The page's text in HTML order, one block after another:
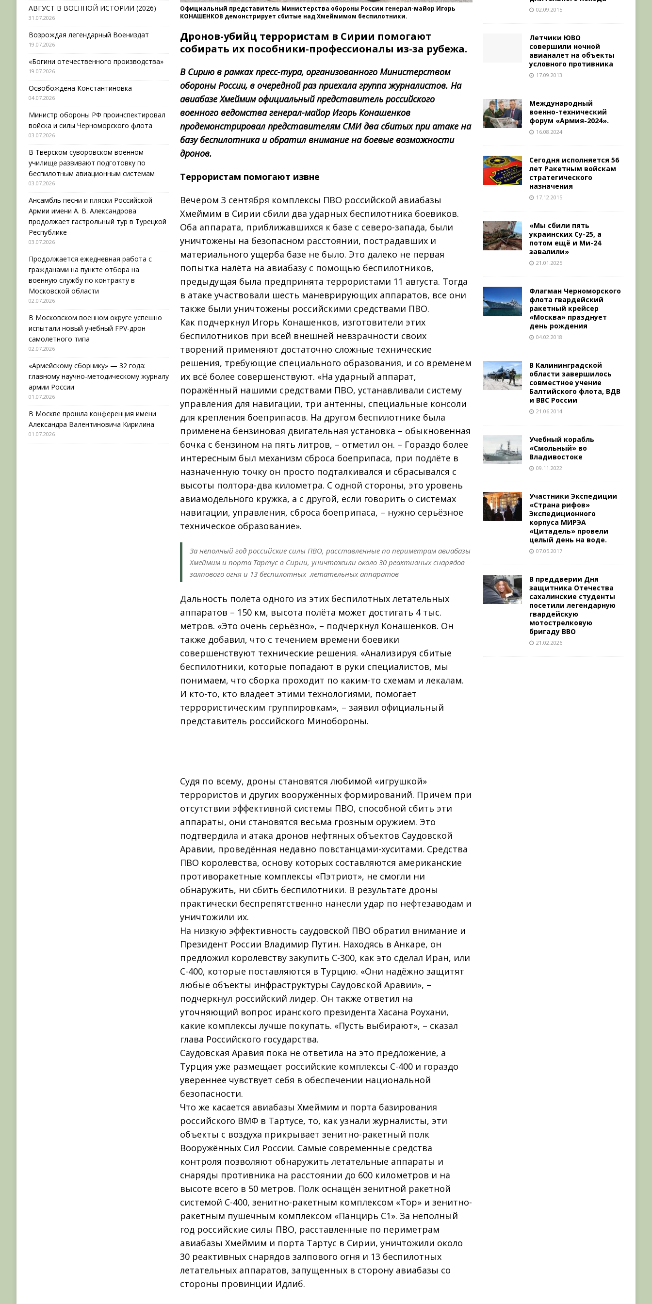
Официальный представитель Министерства обороны России генерал-майор Игорь
КОНАШЕНКОВ демонстрирует сбитые над Хмеймимом беспилотники.
Дронов-убийц террористам в Сирии помогают
собирать их пособники-профессионалы из-за рубежа.
В Сирию в рамках пресс-тура, организованного Министерством
обороны России, в очередной раз приехала группа журналистов. На
авиабазе Хмеймим официальный представитель российского
военного ведомства генерал-майор Игорь Конашенков
продемонстрировал представителям СМИ два сбитых при атаке на
базу беспилотника и обратил внимание на боевые возможности
дронов.
Террористам помогают извне
Вечером 3 сентября комплексы ПВО российской авиабазы
Хмеймим в Сирии сбили два ударных беспилотника боевиков.
Оба аппарата, приближавшихся к базе с северо-запада, были
уничтожены на безопасном расстоянии, пострадавших и
материального ущерба базе не было. Это далеко не первая
попытка налёта на авиабазу с помощью беспилотников,
предыдущая была предпринята террористами 11 августа. Тогда
в атаке участвовали шесть маневрирующих аппаратов, все они
также были уничтожены российскими средствами ПВО.
Как подчеркнул Игорь Конашенков, изготовители этих
беспилотников при всей внешней невзрачности своих
творений применяют достаточно сложные технические
решения, требующие специального образования, и со временем
их всё более совершенствуют. «На ударный аппарат,
поражённый нашими средствами ПВО, устанавливали систему
управления для навигации, три антенны, специальные консоли
для крепления боеприпасов. На другом беспилотнике была
применена бензиновая двигательная установка – обыкновенная
бочка с бензином на пять литров, – отметил он. – Гораздо более
интересным был механизм сброса боеприпаса, при подлёте в
назначенную точку он просто подталкивался и сбрасывался с
высоты полтора-два километра. С одной стороны, это уровень
авиамодельного кружка, а с другой, если говорить о системах
навигации, управления, сброса боеприпаса, – нужно серьёзное
техническое образование».
За неполный год российские силы ПВО, расставленные по периметрам авиабазы
Хмеймим и порта Тартус в Сирии, уничтожили около 30 реактивных снарядов
залпового огня и 13 беспилотных летательных аппаратов
Дальность полёта одного из этих беспилотных летательных
аппаратов – 150 км, высота полёта может достигать 4 тыс.
метров. «Это очень серьёзно», – подчеркнул Конашенков. Он
также добавил, что с течением времени боевики
совершенствуют технические решения. «Анализируя сбитые
беспилотники, которые попадают в руки специалистов, мы
понимаем, что сборка проходит по каким-то схемам и лекалам.
И кто-то, кто владеет этими технологиями, помогает
террористическим группировкам», – заявил официальный
представитель российского Минобороны.
Судя по всему, дроны становятся любимой «игрушкой»
террористов и других вооружённых формирований. Причём при
отсутствии эффективной системы ПВО, способной сбить эти
аппараты, они становятся весьма грозным оружием. Это
подтвердила и атака дронов нефтяных объектов Саудовской
Аравии, проведённая недавно повстанцами-хуситами. Средства
ПВО королевства, основу которых составляются американские
противоракетные комплексы «Пэтриот», не смогли ни
обнаружить, ни сбить беспилотники. В результате дроны
практически беспрепятственно нанесли удар по нефтезаводам и
уничтожили их.
На низкую эффективность саудовской ПВО обратил внимание и
Президент России Владимир Путин. Находясь в Анкаре, он
предложил королевству закупить С-300, как это сделал Иран, или
С-400, которые поставляются в Турцию. «Они надёжно защитят
любые объекты инфраструктуры Саудовской Аравии», –
подчеркнул российский лидер. Он также ответил на
уточняющий вопрос иранского президента Хасана Роухани,
какие комплексы лучше покупать. «Пусть выбирают», – сказал
глава Российского государства.
Саудовская Аравия пока не ответила на это предложение, а
Турция уже размещает российские комплексы С-400 и гораздо
увереннее чувствует себя в обеспечении национальной
безопасности.
Что же касается авиабазы Хмеймим и порта базирования
российского ВМФ в Тартусе, то, как узнали журналисты, эти
объекты с воздуха прикрывает зенитно-ракетный полк
Вооружённых Сил России. Самые современные средства
контроля позволяют обнаружить летательные аппараты и
снаряды противника на расстоянии до 600 километров и на
высоте всего в 50 метров. Полк оснащён зенитной ракетной
системой С-400, зенитно-ракетным комплексом «Тор» и зенитно-
ракетным пушечным комплексом «Панцирь С1». За неполный
год российские силы ПВО, расставленные по периметрам
авиабазы Хмеймим и порта Тартус в Сирии, уничтожили около
30 реактивных снарядов залпового огня и 13 беспилотных
летательных аппаратов, запущенных в сторону авиабазы со
стороны провинции Идлиб.
АВГУСТ В ВОЕННОЙ ИСТОРИИ (2026)
31.07.2026
Возрождая легендарный Воениздат
19.07.2026
«Богини отечественного производства»
19.07.2026
Освобождена Константиновка
04.07.2026
Министр обороны РФ проинспектировал
войска и силы Черноморского флота
03.07.2026
В Тверском суворовском военном
училище развивают подготовку по
беспилотным авиационным системам
03.07.2026
Ансамбль песни и пляски Российской
Армии имени А. В. Александрова
продолжает гастрольный тур в Турецкой
Республике
03.07.2026
Продолжается ежедневная работа с
гражданами на пункте отбора на
военную службу по контракту в
Московской области
02.07.2026
В Московском военном округе успешно
испытали новый учебный FPV-дрон
самолетного типа
02.07.2026
«Армейскому сборнику» — 32 года:
главному научно-методическому журналу
армии России
01.07.2026
В Москве прошла конференция имени
Александра Валентиновича Кирилина
01.07.2026
02.09.2015
Летчики ЮВО
совершили ночной
авианалет на объекты
условного противника
17.09.2013
Международный
военно-технический
форум «Армия-2024».
16.08.2024
Сегодня исполняется 56
лет Ракетным войскам
стратегического
назначения
17.12.2015
«Мы сбили пять
украинских Су-25, а
потом ещё и Ми-24
завалили»
21.01.2025
Флагман Черноморского
флота гвардейский
ракетный крейсер
«Москва» празднует
день рождения
04.02.2018
В Калининградской
области завершилось
совместное учение
Балтийского флота, ВДВ
и ВВС России
21.06.2014
Учебный корабль
«Смольный» во
Владивостоке
09.11.2022
Участники Экспедиции
«Страна рифов»
Экспедиционного
корпуса МИРЭА
«Цитадель» провели
целый день на воде.
07.05.2017
В преддверии Дня
защитника Отечества
сахалинские студенты
посетили легендарную
гвардейскую
мотострелковую
бригаду ВВО
21.02.2026